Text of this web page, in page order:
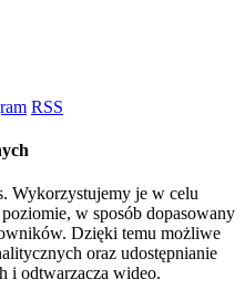
RSS
Wykorzystujemy je w celu
w sposób dopasowany
Dzięki temu możliwe
oraz udostępnianie
i odtwarzacza wideo.